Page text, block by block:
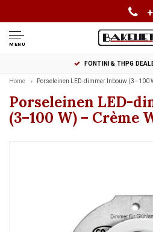
MENU
FONTINI & THPG
Home Porseleinen LED-dimmer Inbouw (3–100
Porseleinen LED-
(3–100 W) – Crème